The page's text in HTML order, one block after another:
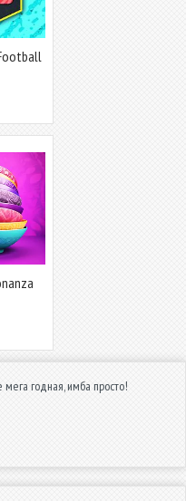
годная, имба просто!